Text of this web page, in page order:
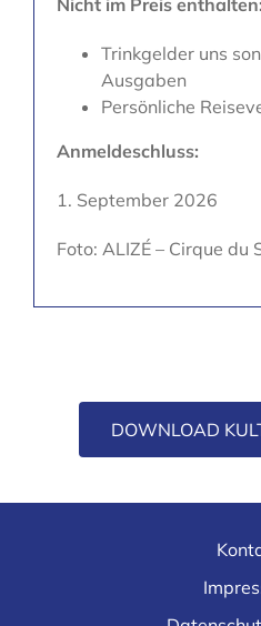
Nicht im Preis enthalten:
Trinkgelder uns
Ausgaben
Persönliche
Anmeldeschluss:
1. September 2026
Foto: ALIZÉ – Cirque du
DOWNLOAD